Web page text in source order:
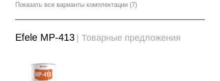
Показать все варианты комплектации (7)
Efele MP-413 | Товарные предложения